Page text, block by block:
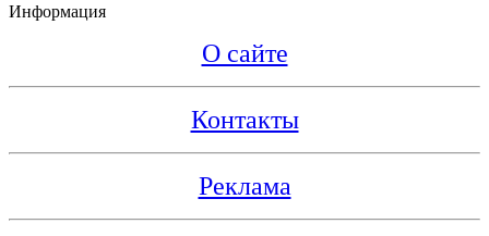
Информация
О сайте
Контакты
Реклама